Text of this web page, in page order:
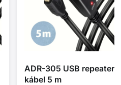
ADR-305 USB repeater
kábel 5 m